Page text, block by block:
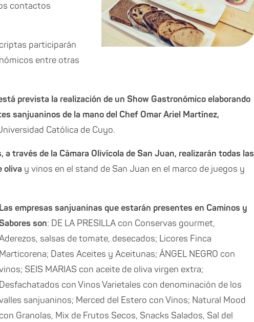
contactos
participarán
entre otras
prevista la realización de un Show Gastronómico elaborando
sanjuaninos de la mano del Chef Omar Ariel Martínez,
Católica de Cuyo.
través de la Cámara Olivícola de San Juan, realizarán todas las
oliva y vinos en el stand de San Juan en el marco de juegos y
Las empresas sanjuaninas que estarán presentes en Caminos y
Sabores son: DE LA PRESILLA con Conservas gourmet,
salsas de tomate, desecados; Licores Finca
Marticorena; Dates Aceites y Aceitunas; ÁNGEL NEGRO con
SEIS MARIAS con aceite de oliva virgen extra;
Desfachatados con Vinos Varietales con denominación de los
sanjuaninos; Merced del Estero con Vinos; Natural Mood
con Granolas, Mix de Frutos Secos, Snacks Salados, Sal del